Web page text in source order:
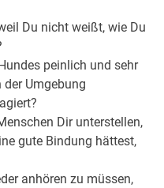
Du nicht weißt, wie Du
peinlich und sehr
der Umgebung
Dir unterstellen,
gute Bindung hättest,
anhören zu müssen,